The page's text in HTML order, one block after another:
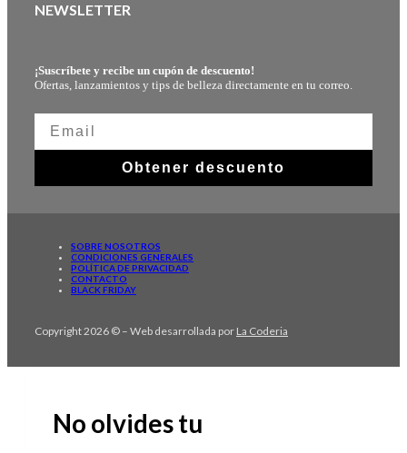
NEWSLETTER
¡Suscríbete y recibe un cupón de descuento!
Ofertas, lanzamientos y tips de belleza directamente en tu correo.
Obtener descuento
SOBRE NOSOTROS
CONDICIONES GENERALES
POLÍTICA DE PRIVACIDAD
CONTACTO
BLACK FRIDAY
Copyright 2026 © – Web desarrollada por La Coderia
No olvides tu